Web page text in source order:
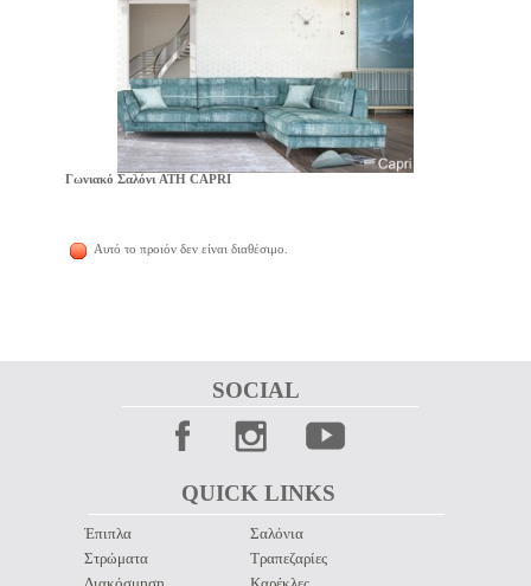
Γωνιακό Σαλόνι ATH CAPRI
Αυτό το προιόν δεν είναι διαθέσιμο.
QUICK LINKS
SOCIAL
Έπιπλα
Στρώματα
Σαλόνια
Τραπεζαρίες